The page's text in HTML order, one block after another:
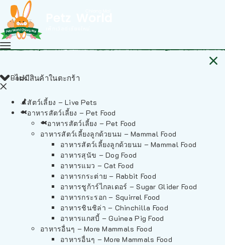
ไม่มีสินค้าในตะกร้า
Back
สัตว์เลี้ยง – Live Pets
อาหารสัตว์เลี้ยง – Pet Food
อาหารสัตว์เลี้ยง – Pet Food
อาหารสัตว์เลี้ยงลูกด้วยนม – Mammal Food
อาหารสัตว์เลี้ยงลูกด้วยนม – Mammal Food
อาหารสุนัข – Dog Food
อาหารแมว – Cat Food
อาหารกระต่าย – Rabbit Food
อาหารชูก้าร์ไกลเดอร์ – Sugar Glider Food
อาหารกระรอก – Squirrel Food
อาหารชินชิล่า – Chinchilla Food
อาหารแกสบี้ – Guinea Pig Food
อาหารอื่นๆ – More Mammals Food
อาหารอื่นๆ – More Mammals Food